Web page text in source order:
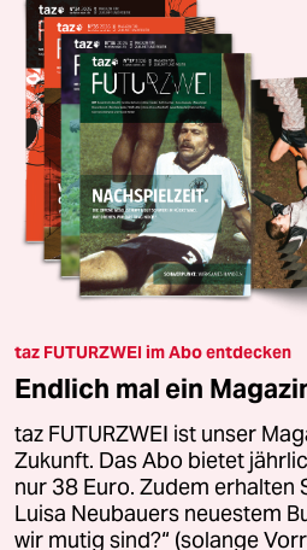
taz FUTURZWEI im Abo entdecken
Endlich mal ein
taz FUTURZWEI ist unser
Zukunft. Das Abo bietet
nur 38 Euro. Zudem erhalten
Luisa Neubauers neuestem
wir mutig sind?“ (solange